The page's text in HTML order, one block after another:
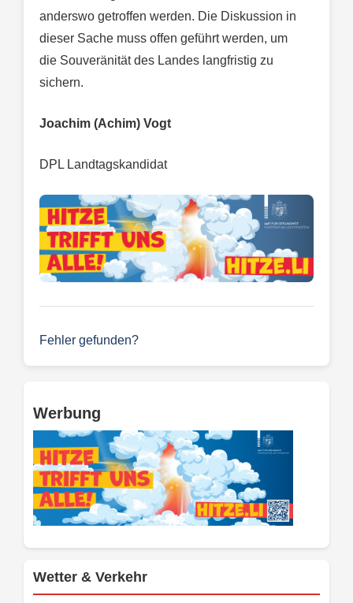
anderswo getroffen werden. Die Diskussion in
dieser Sache muss offen geführt werden, um
die Souveränität des Landes langfristig zu
sichern.
Joachim (Achim) Vogt
DPL Landtagskandidat
Fehler gefunden?
Werbung
Wetter & Verkehr